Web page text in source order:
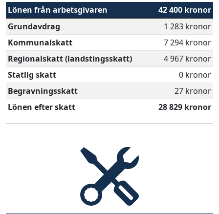
Lönen från arbetsgivaren
42 400 kronor
Grundavdrag
1 283 kronor
Kommunalskatt
7 294 kronor
Regionalskatt (landstingsskatt)
4 967 kronor
Statlig skatt
0 kronor
Begravningsskatt
27 kronor
Lönen efter skatt
28 829 kronor